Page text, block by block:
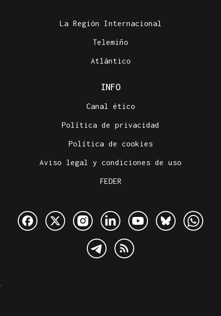
La Región Internacional
Telemiño
Atlántico
INFO
Canal ético
Política de privacidad
Política de cookies
Aviso legal y condiciones de uso
FEDER